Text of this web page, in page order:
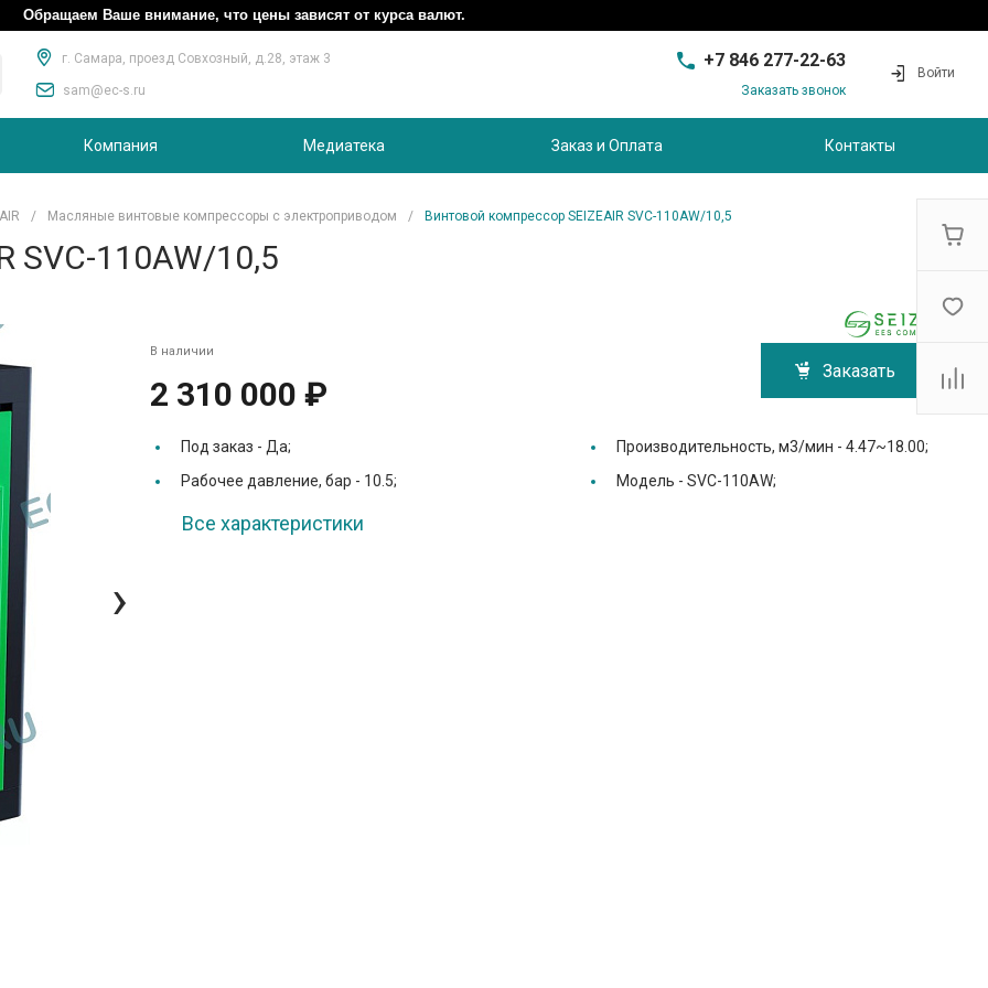
Обращаем Ваше внимание, что цены зависят от курса валют.
г. Самара, проезд Совхозный, д.28, этаж 3
sam@ec-s.ru
+7 846 277-22-63
+7 846 277-22-63
Совхозный, д.28, этаж 3
Заказать звонок
Войти
Компания Медиатека Заказ и Оплата Контакты
/ Масляные винтовые компрессоры с электроприводом / Винтовой компрессор SEIZEAIR SVC-110AW/10,5
SVC-110AW/10,5
›
В наличии
2 310 000 ₽
Заказать
Под заказ - Да; Производительность, м3/мин -4.47~18.00;
Рабочее давление, бар - 10.5; Модель -SVC-110AW;
Все характеристики